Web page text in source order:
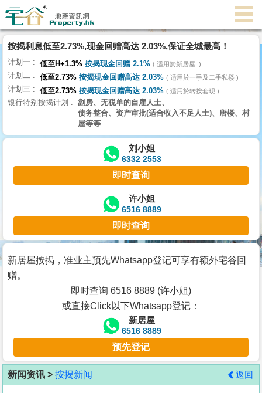
代
理
主
页
搵
楼/
交
业
主
宅
谷
按
客
地
按揭利息低至2.73%,现金回赠高达 2.03%,保证全城最高！
计划一 低至H+1.3% 按揭现金回赠 2.1% 适用於新居屋
计划二 低至2.73% 按揭现金回赠高达 2.03% 适用於一手及二手私楼
计划三 低至2.73% 按揭现金回赠高达 2.03% 适用於转按套现
银行特别按揭计划
劏房、无税单的自雇人士、
债务整合、资产审批(适合收入不足人士)、唐楼、村
屋等等
刘小姐
6332 2553
即时查询
许小姐
6516 8889
即时查询
新居屋按揭，准业主预先Whatsapp登记可享有额外宅谷回
赠。
即时查询 6516 8889 (许小姐)
或直接Click以下Whatsapp登记：
新居屋
6516 8889
预先登记
新闻资讯 > 按揭新闻 返回